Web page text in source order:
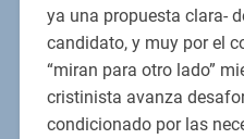
ya una propuesta clara-
candidato, y muy por el
“miran para otro lado”
cristinista avanza
condicionado por las